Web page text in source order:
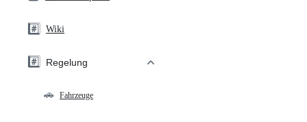
#️⃣ Wiki
#️⃣ Regelung
🚗 Fahrzeuge